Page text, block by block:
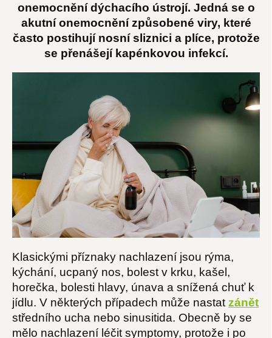
onemocnění dýchacího ústrojí. Jedná se o
akutní onemocnění způsobené viry, které
často postihují nosní sliznici a plíce, protože
se přenášejí kapénkovou infekcí.
Klasickými příznaky nachlazení jsou rýma,
kýchání, ucpaný nos, bolest v krku, kašel,
horečka, bolesti hlavy, únava a snížená chuť k
jídlu. V některých případech může nastat zánět
středního ucha nebo sinusitida. Obecně by se
mělo nachlazení léčit symptomy, protože i po